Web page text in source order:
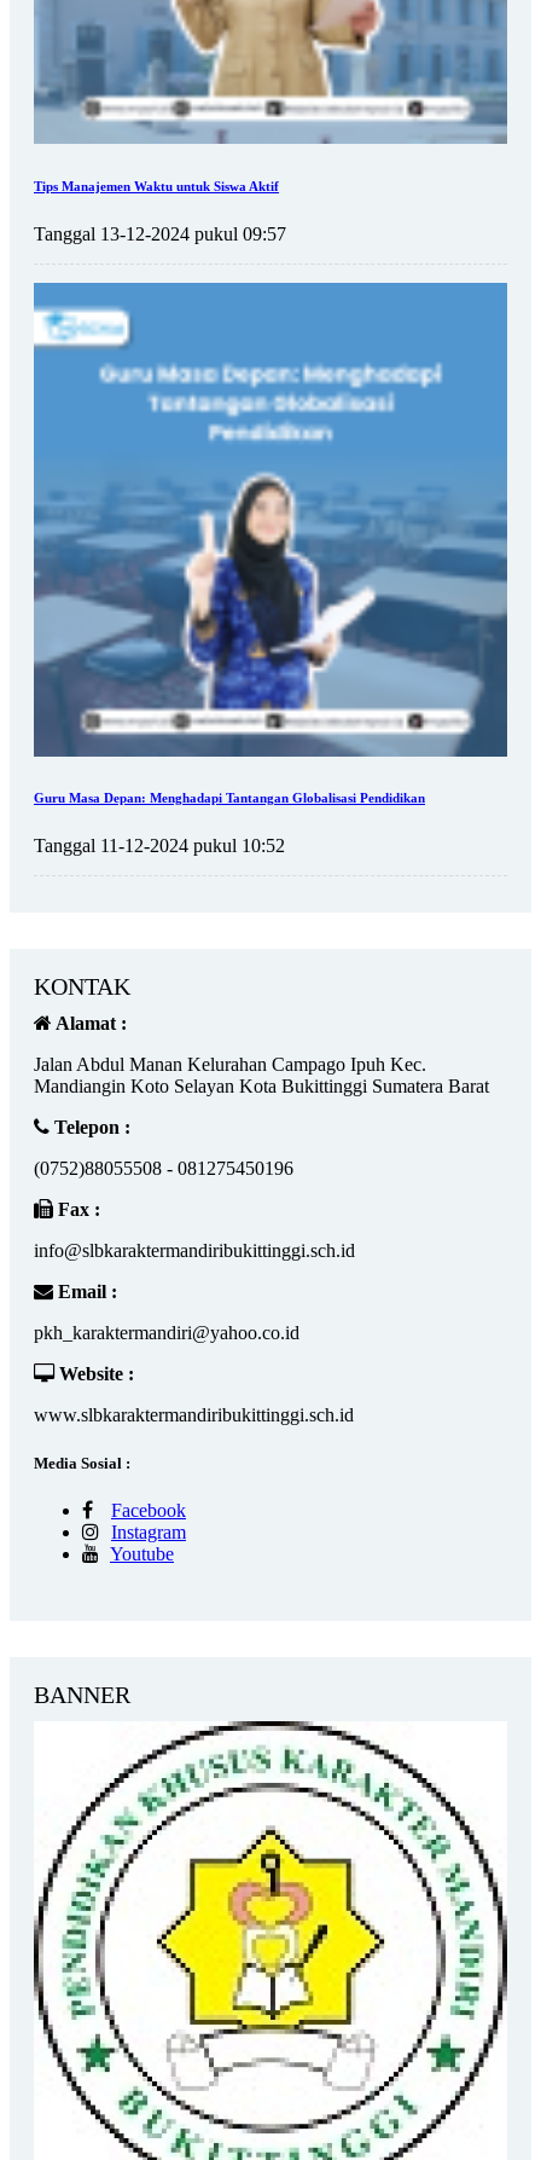
Tips Manajemen Waktu untuk Siswa Aktif
Tanggal 13-12-2024 pukul 09:57
Guru Masa Depan: Menghadapi Tantangan Globalisasi Pendidikan
Tanggal 11-12-2024 pukul 10:52
KONTAK
Alamat :
Jalan Abdul Manan Kelurahan Campago Ipuh Kec.
Mandiangin Koto Selayan Kota Bukittinggi Sumatera Barat
Telepon :
(0752)88055508 - 081275450196
Fax :
info@slbkaraktermandiribukittinggi.sch.id
Email :
pkh_karaktermandiri@yahoo.co.id
Website :
www.slbkaraktermandiribukittinggi.sch.id
Media Sosial :
Facebook
Instagram
Youtube
BANNER